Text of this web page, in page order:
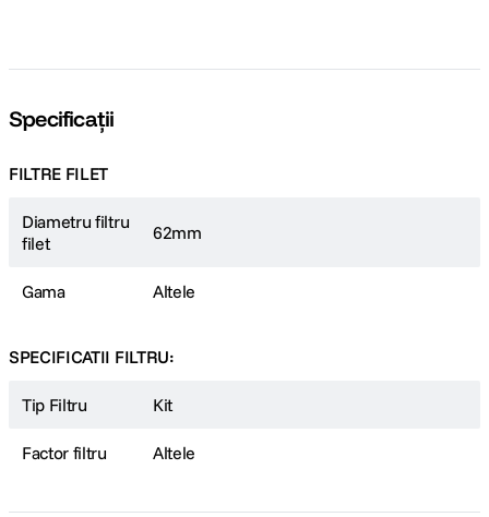
Specificații
FILTRE FILET
Diametru filtru
filet
62mm
Gama Altele
SPECIFICATII FILTRU:
Tip Filtru Kit
Factor filtru Altele